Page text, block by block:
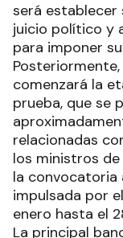
será establecer
juicio político y
para imponer
comenzará la
prueba, que se
relacionadas
los ministros
la convocatoria
impulsada por
enero hasta el
La principal